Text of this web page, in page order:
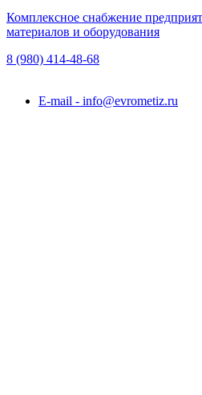
Комплексное снабжение
материалов и оборудования
8 (980) 414-48-68
E-mail - info@evrometiz.ru